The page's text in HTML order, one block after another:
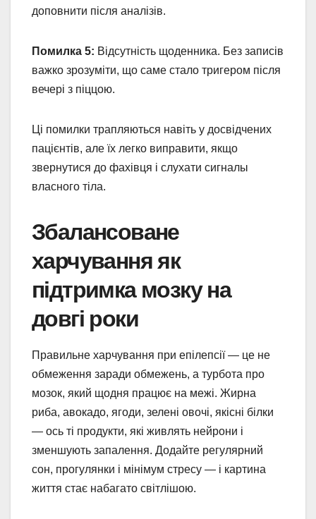
доповнити після аналізів.
Помилка 5: Відсутність щоденника. Без записів
важко зрозуміти, що саме стало тригером після
вечері з піццою.
Ці помилки трапляються навіть у досвідчених
пацієнтів, але їх легко виправити, якщо
звернутися до фахівця і слухати сигналы
власного тіла.
Збалансоване
харчування як
підтримка мозку на
довгі роки
Правильне харчування при епілепсії — це не
обмеження заради обмежень, а турбота про
мозок, який щодня працює на межі. Жирна
риба, авокадо, ягоди, зелені овочі, якісні білки
— ось ті продукти, які живлять нейрони і
зменшують запалення. Додайте регулярний
сон, прогулянки і мінімум стресу — і картина
життя стає набагато світлішою.